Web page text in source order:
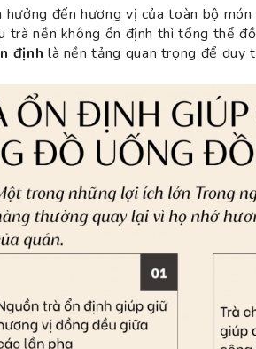
đến hương vị của toàn bộ
trà nền không ổn định thì tổng thể
định là nền tảng quan trọng để duy